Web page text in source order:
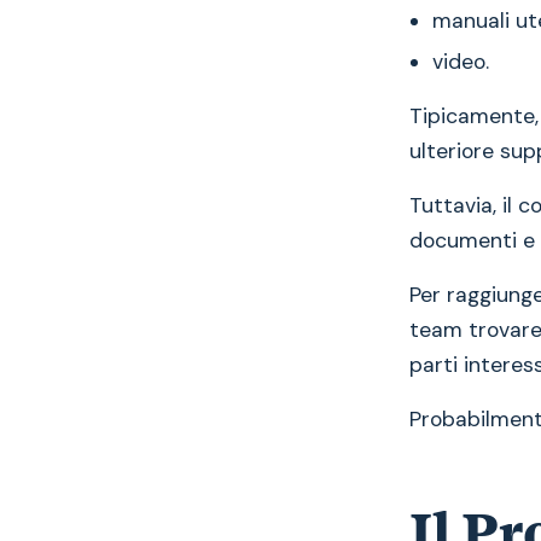
manuali
video.
ulteriore
Tuttavia, il
documenti e
Per
team
parti